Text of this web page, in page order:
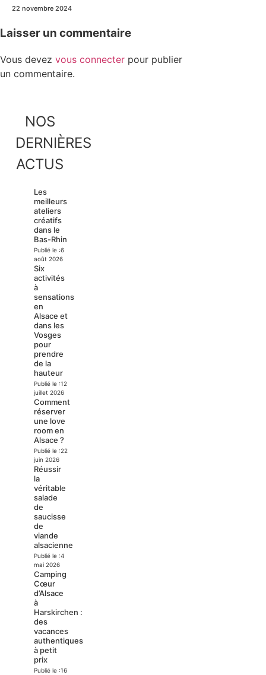
22 novembre 2024
Laisser un commentaire
Vous devez vous connecter pour publier
un commentaire.
NOS
DERNIÈRES
ACTUS
Les
meilleurs
ateliers
créatifs
dans le
Bas-Rhin
Publié le :6
août 2026
Six
activités
à
sensations
en
Alsace et
dans les
Vosges
pour
prendre
de la
hauteur
Publié le :12
juillet 2026
Comment
réserver
une love
room en
Alsace ?
Publié le :22
juin 2026
Réussir
la
véritable
salade
de
saucisse
de
viande
alsacienne
Publié le :4
mai 2026
Camping
Cœur
d’Alsace
à
Harskirchen :
des
vacances
authentiques
à petit
prix
Publié le :16